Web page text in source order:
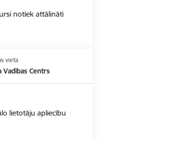
notiek attālināti
vieta
Vadības Centrs
lietotāju apliecību